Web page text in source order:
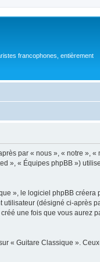
francophones, entièrement
par « nous », « notre »,
», « Équipes phpBB »)
», le logiciel phpBB
(désigné ci-après
une fois que vous aurez
« Guitare Classique ».